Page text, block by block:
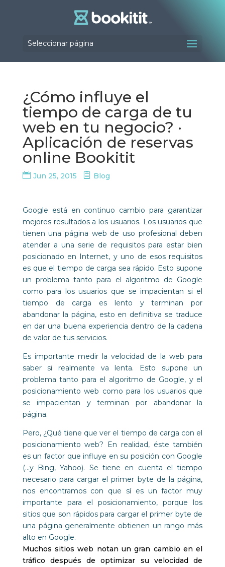
Seleccionar página
¿Cómo influye el
tiempo de carga de tu
web en tu negocio? ·
Aplicación de reservas
online Bookitit
Jun 25, 2015 Blog
Google está en continuo cambio para garantizar
mejores resultados a los usuarios. Los usuarios que
tienen una página web de uso profesional deben
atender a una serie de requisitos para estar bien
posicionado en Internet, y uno de esos requisitos
es que el tiempo de carga sea rápido. Esto supone
un problema tanto para el algoritmo de Google
como para los usuarios que se impacientan si el
tiempo de carga es lento y terminan por
abandonar la página, esto en definitiva se traduce
en dar una buena experiencia dentro de la cadena
de valor de tus servicios.
Es importante medir la velocidad de la web para
saber si realmente va lenta. Esto supone un
problema tanto para el algoritmo de Google, y el
posicionamiento web como para los usuarios que
se impacientan y terminan por abandonar la
página.
Pero, ¿Qué tiene que ver el tiempo de carga con el
posicionamiento web? En realidad, éste también
es un factor que influye en su posición con Google
(…y Bing, Yahoo). Se tiene en cuenta el tiempo
necesario para cargar el primer byte de la página,
nos encontramos con que sí es un factor muy
importante para el posicionamiento, porque los
sitios que son rápidos para cargar el primer byte de
una página generalmente obtienen un rango más
alto en Google.
Muchos sitios web notan un gran cambio en el
tráfico después de optimizar su velocidad de